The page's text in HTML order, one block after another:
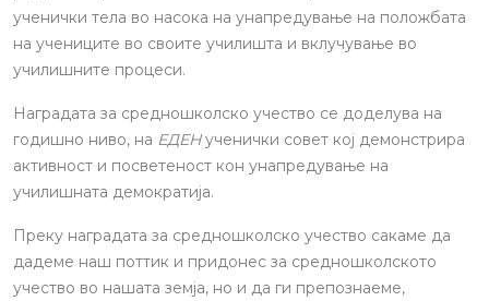
ученички тела во насока на унапредување на положбата
на учениците во своите училишта и вклучување во
училишните процеси.
Наградата за средношколско учество се доделува на
годишно ниво, на ЕДЕНученички совет кој демонстрира
активност и посветеност кон унапредување на
училишната демократија.
Преку наградата за средношколско учество сакаме да
дадеме наш поттик и придонес за средношколското
учество во нашата земја, но и да ги препознаеме,